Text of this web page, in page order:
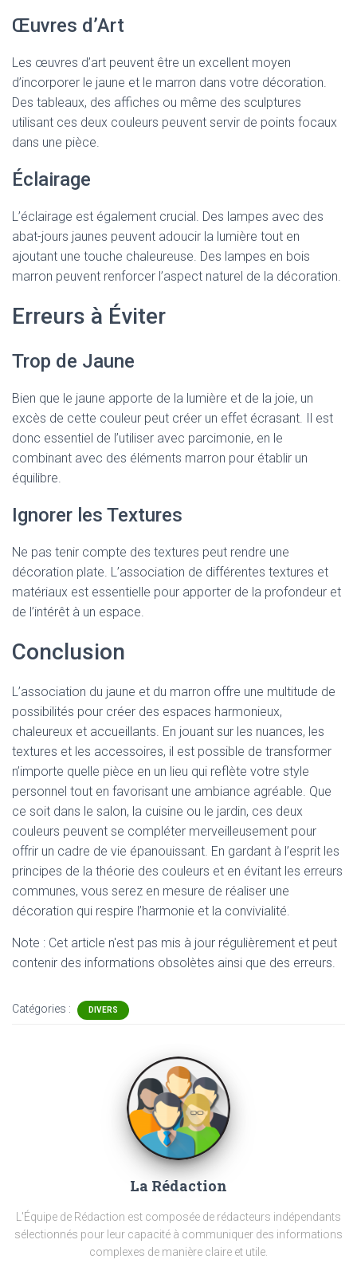
Œuvres d’Art
Les œuvres d’art peuvent être un excellent moyen
d’incorporer le jaune et le marron dans votre décoration.
Des tableaux, des affiches ou même des sculptures
utilisant ces deux couleurs peuvent servir de points focaux
dans une pièce.
Éclairage
L’éclairage est également crucial. Des lampes avec des
abat-jours jaunes peuvent adoucir la lumière tout en
ajoutant une touche chaleureuse. Des lampes en bois
marron peuvent renforcer l’aspect naturel de la décoration.
Erreurs à Éviter
Trop de Jaune
Bien que le jaune apporte de la lumière et de la joie, un
excès de cette couleur peut créer un effet écrasant. Il est
donc essentiel de l’utiliser avec parcimonie, en le
combinant avec des éléments marron pour établir un
équilibre.
Ignorer les Textures
Ne pas tenir compte des textures peut rendre une
décoration plate. L’association de différentes textures et
matériaux est essentielle pour apporter de la profondeur et
de l’intérêt à un espace.
Conclusion
L’association du jaune et du marron offre une multitude de
possibilités pour créer des espaces harmonieux,
chaleureux et accueillants. En jouant sur les nuances, les
textures et les accessoires, il est possible de transformer
n’importe quelle pièce en un lieu qui reflète votre style
personnel tout en favorisant une ambiance agréable. Que
ce soit dans le salon, la cuisine ou le jardin, ces deux
couleurs peuvent se compléter merveilleusement pour
offrir un cadre de vie épanouissant. En gardant à l’esprit les
principes de la théorie des couleurs et en évitant les erreurs
communes, vous serez en mesure de réaliser une
décoration qui respire l’harmonie et la convivialité.
Note : Cet article n'est pas mis à jour régulièrement et peut
contenir des informations obsolètes ainsi que des erreurs.
Catégories : DIVERS
La Rédaction
L'Équipe de Rédaction est composée de rédacteurs indépendants
sélectionnés pour leur capacité à communiquer des informations
complexes de manière claire et utile.